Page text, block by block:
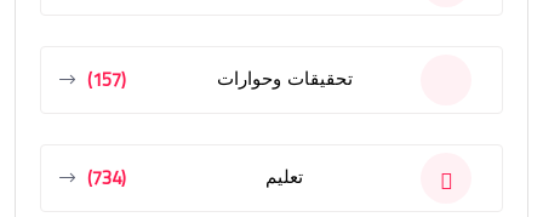
تحقيقات وحوارات (157)
تعليم (734)